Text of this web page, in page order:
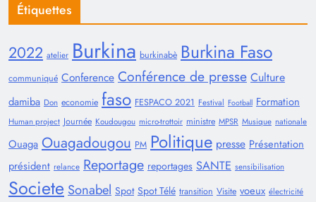
Étiquettes
2022 atelier Burkina burkinabè Burkina Faso
communiqué Conference Conférence de presse Culture
damiba Don economie faso FESPACO 2021 Festival Football Formation
Human project Journée Koudougou micro-trottoir ministre MPSR Musique nationale
Ouaga Ouagadougou PM Politique presse Présentation
président relance Reportage reportages SANTE sensibilisation
Societe Sonabel Spot Spot Télé transition Visite voeux électricité